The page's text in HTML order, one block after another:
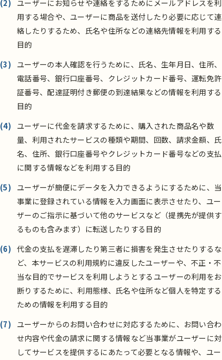
(2)
ユーザーにお知らせや連絡をするためにメールアドレスを利
用する場合や、ユーザーに商品を送付したり必要に応じて連
絡したりするため、氏名や住所などの連絡先情報を利用する
目的
(3)
ユーザーの本人確認を行うために、氏名、生年月日、住所、
電話番号、銀行口座番号、クレジットカード番号、運転免許
証番号、配達証明付き郵便の到達結果などの情報を利用する
目的
(4)
ユーザーに代金を請求するために、購入された商品名や数
量、利用されたサービスの種類や期間、回数、請求金額、氏
名、住所、銀行口座番号やクレジットカード番号などの支払
に関する情報などを利用する目的
(5)
ユーザーが簡便にデータを入力できるようにするために、当
事業に登録されている情報を入力画面に表示させたり、ユー
ザーのご指示に基づいて他のサービスなど（提携先が提供す
るものも含みます）に転送したりする目的
(6) 代金の支払を遅滞したり第三者に損害を発生させたりするな
ど、本サービスの利用規約に違反したユーザーや、不正・不
当な目的でサービスを利用しようとするユーザーの利用をお
断りするために、利用態様、氏名や住所など個人を特定する
ための情報を利用する目的
(7)
ユーザーからのお問い合わせに対応するために、お問い合わ
せ内容や代金の請求に関する情報など当事業がユーザーに対
してサービスを提供するにあたって必要となる情報や、ユー